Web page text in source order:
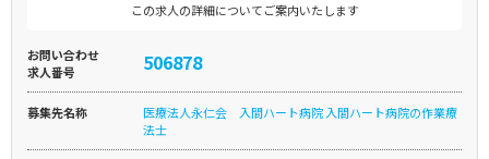
この求人の詳細についてご案内いたします
お問い合わせ
求人番号
506878
募集先名称
医療法人永仁会 入間ハート病院 入間ハート病院の作業療
法士